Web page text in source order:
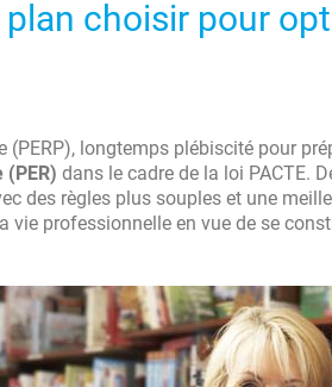
plan choisir pour
(PERP), longtemps plébiscité pour
(PER) dans le cadre de la loi PACTE.
des règles plus souples et une
vie professionnelle en vue de se